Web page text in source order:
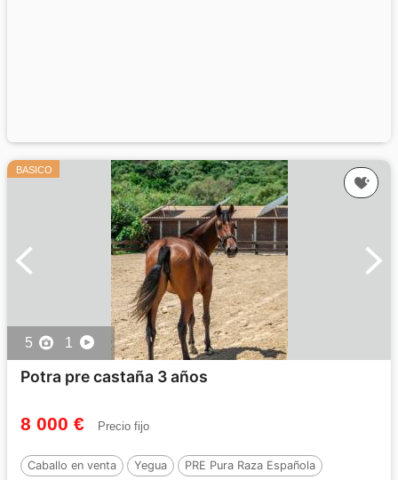
BASICO
5 1
Potra pre castaña 3 años
8 000 € Precio fijo
Caballo en venta Yegua
PRE Pura Raza Española